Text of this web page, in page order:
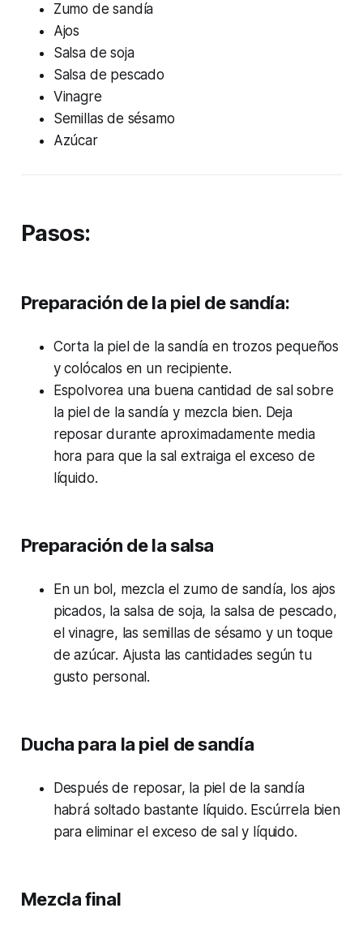
Zumo de sandía
Ajos
Salsa de soja
Salsa de pescado
Vinagre
Semillas de sésamo
Azúcar
Pasos:
Preparación de la piel de sandía:
Corta la piel de la sandía en trozos pequeños
y colócalos en un recipiente.
Espolvorea una buena cantidad de sal sobre
la piel de la sandía y mezcla bien. Deja
reposar durante aproximadamente media
hora para que la sal extraiga el exceso de
líquido.
Preparación de la salsa
En un bol, mezcla el zumo de sandía, los ajos
picados, la salsa de soja, la salsa de pescado,
el vinagre, las semillas de sésamo y un toque
de azúcar. Ajusta las cantidades según tu
gusto personal.
Ducha para la piel de sandía
Después de reposar, la piel de la sandía
habrá soltado bastante líquido. Escúrrela bien
para eliminar el exceso de sal y líquido.
Mezcla final